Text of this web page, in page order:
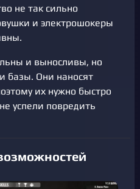
не так сильно
и электрошокеры
и выносливы, но
базы. Они наносят
их нужно быстро
успели повредить